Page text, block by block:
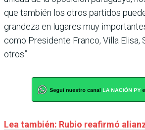
que también los otros partidos
grandeza en lugares muy
como Presidente Franco, Villa Elisa,
otros”.
Lea también: Rubio reafirmó